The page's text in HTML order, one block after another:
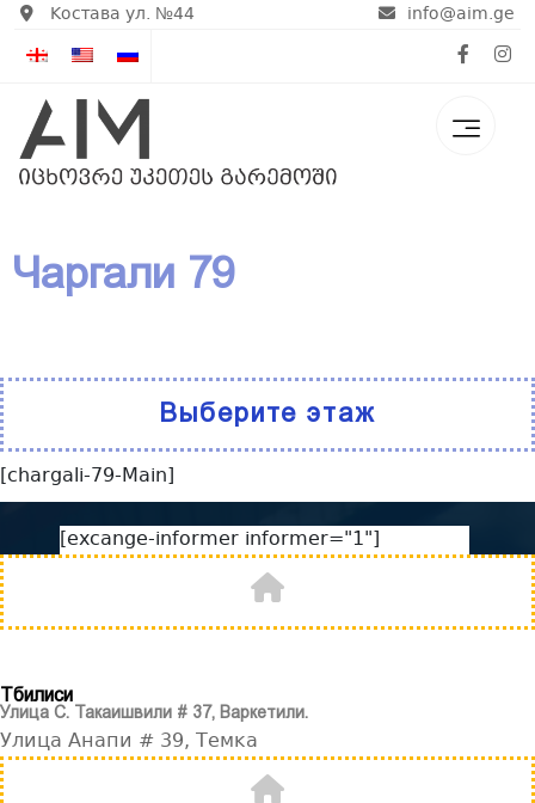
Костава ул. №44 info@aim.ge
Чаргали 79
Выберите этаж
[chargali-79-Main]
[excange-informer informer="1"]
Тбилиси
Улица С. Такаишвили # 37, Варкетили.
Улица Анапи # 39, Темка